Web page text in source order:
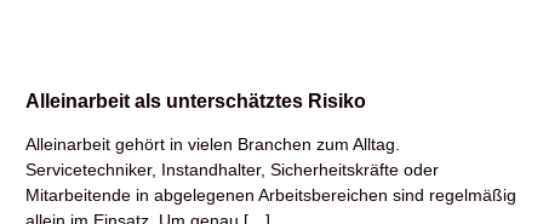
Alleinarbeit als unterschätztes Risiko
Alleinarbeit gehört in vielen Branchen zum Alltag.
Servicetechniker, Instandhalter, Sicherheitskräfte oder
Mitarbeitende in abgelegenen Arbeitsbereichen sind regelmäßig
allein im Einsatz. Um genau […]